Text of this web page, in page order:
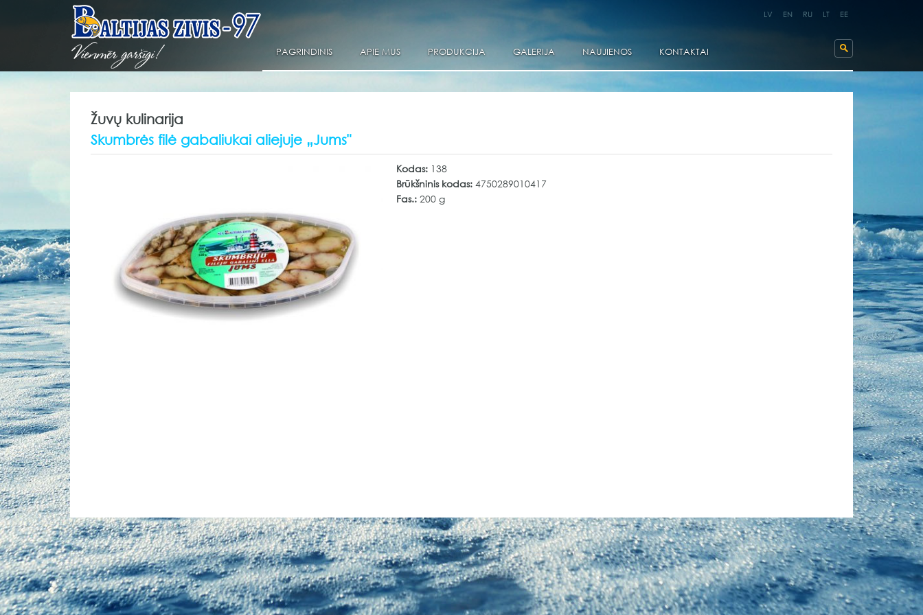
PAGRINDINIS APIE MUS PRODUKCIJA GALERIJA NAUJIENOS KONTAKTAI
LV EN RU LT EE
Žuvų kulinarija
Skumbrės filė gabaliukai aliejuje „Jums"
Kodas: 138
Brūkšninis kodas: 4750289010417
Fas.: 200 g